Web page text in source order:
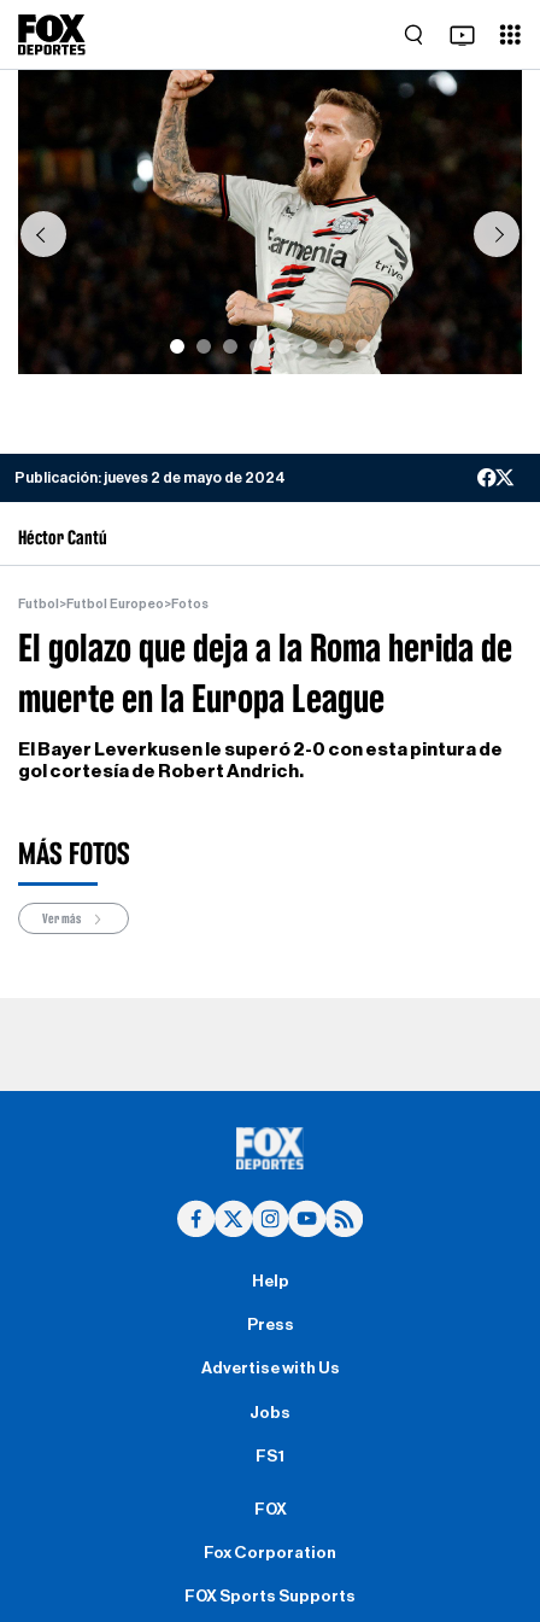
Previous Next
Publicación: jueves 2 de mayo de 2024
Héctor Cantú
Futbol >Futbol Europeo>Fotos
El golazo que deja a la Roma herida de
muerte en la Europa League
El Bayer Leverkusen le superó 2-0 con esta pintura de
gol cortesía de Robert Andrich.
MÁS FOTOS
Ver más
Help
Press
Advertise with Us
Jobs
FS1
FOX
Fox Corporation
FOX Sports Supports